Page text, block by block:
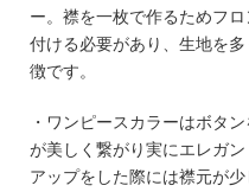
ー。襟を一枚で作るためフ
付ける必要があり、生地を
徴です。
・ワンピースカラーはボタ
が美しく繋がり実にエレガ
アップをした際には襟元が